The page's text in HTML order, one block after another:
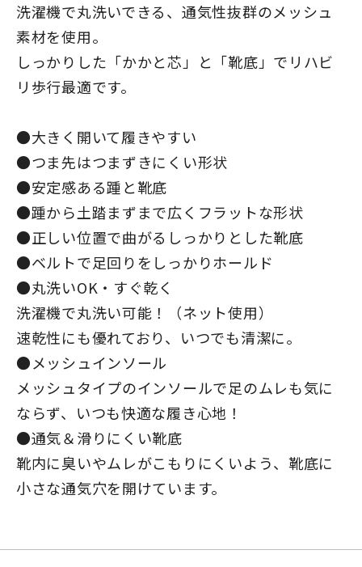
洗濯機で丸洗いできる、通気性抜群のメッシュ
素材を使用。
しっかりした「かかと芯」と「靴底」でリハビ
リ歩行最適です。
●大きく開いて履きやすい
●つま先はつまずきにくい形状
●安定感ある踵と靴底
●踵から土踏まずまで広くフラットな形状
●正しい位置で曲がるしっかりとした靴底
●ベルトで足回りをしっかりホールド
●丸洗いOK・すぐ乾く
洗濯機で丸洗い可能！（ネット使用）
速乾性にも優れており、いつでも清潔に。
●メッシュインソール
メッシュタイプのインソールで足のムレも気に
ならず、いつも快適な履き心地！
●通気＆滑りにくい靴底
靴内に臭いやムレがこもりにくいよう、靴底に
小さな通気穴を開けています。